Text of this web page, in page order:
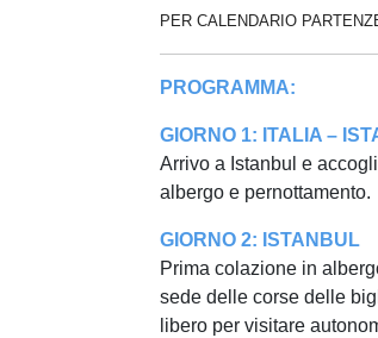
PER CALENDARIO
PROGRAMMA:
GIORNO 1: ITALIA –
Arrivo a Istanbul e
albergo e pernottamento.
GIORNO 2: ISTANBUL
Prima colazione in
sede delle corse delle
libero per visitare